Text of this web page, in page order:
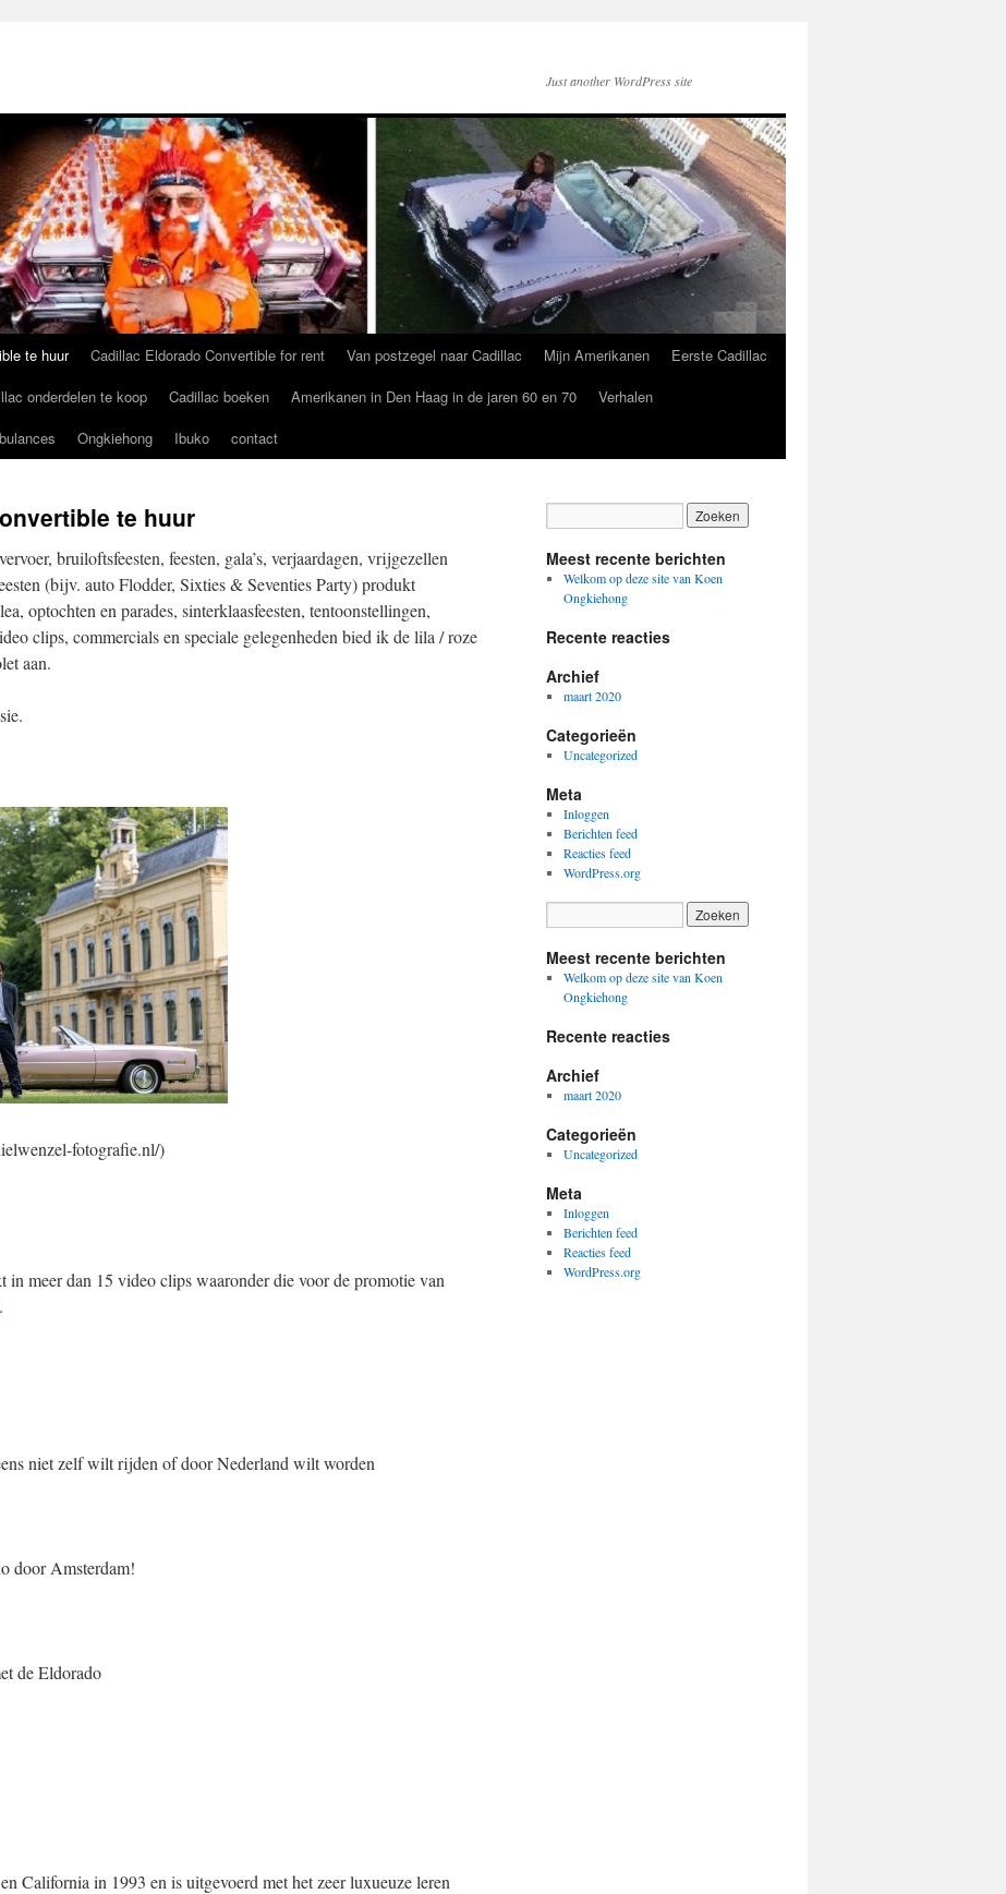
Just another WordPress site
te huur Cadillac Eldorado Convertible for rent Van postzegel naar Cadillac Mijn Amerikanen
Eerste Cadillac
onderdelen te koop Cadillac boeken Amerikanen in Den Haag in de jaren 60 en 70
Verhalen
Ongkiehong Ibuko contact
te huur
bruiloftsfeesten, feesten, gala’s, verjaardagen, vrijgezellen
(bijv. auto Flodder, Sixties & Seventies Party) produkt
optochten en parades, sinterklaasfeesten, tentoonstellingen,
clips, commercials en speciale gelegenheden bied ik de lila / roze
aan.
fotografie.nl/)
meer dan 15 video clips waaronder die voor de promotie van
.
niet zelf wilt rijden of door Nederland wilt worden
door Amsterdam!
de Eldorado
California in 1993 en is uitgevoerd met het zeer luxueuze leren
Meest recente berichten
Welkom op deze site van Koen
Ongkiehong
Recente reacties
Archief
maart 2020
Categorieën
Uncategorized
Meta
Inloggen
Berichten feed
Reacties feed
WordPress.org
Meest recente berichten
Welkom op deze site van Koen
Ongkiehong
Recente reacties
Archief
maart 2020
Categorieën
Uncategorized
Meta
Inloggen
Berichten feed
Reacties feed
WordPress.org